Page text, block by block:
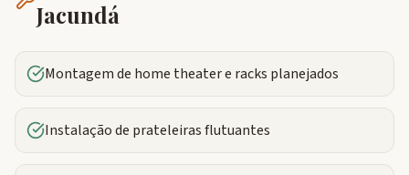
Jacundá
Montagem de home theater e racks planejados
Instalação de prateleiras flutuantes